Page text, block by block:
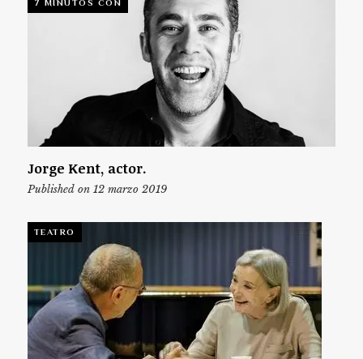
7 MINUTOS CON
Jorge Kent, actor.
Published on 12 marzo 2019
TEATRO